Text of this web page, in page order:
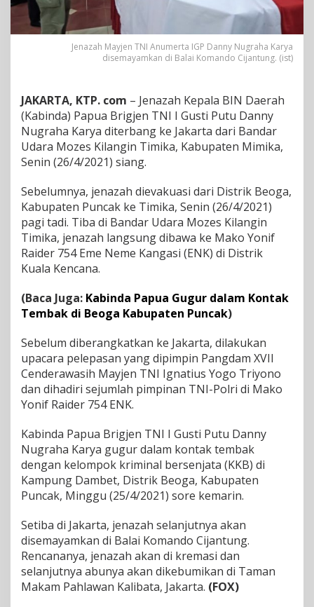
r
t
a
I
G
t
u
D
a
n
n
a
k
a
n
D
i
u
m
k
a
n
d
i
T
K
a
b
a
a
Jenazah Mayjen TNI Anumerta IGP Danny Nugraha Karya
disemayamkan di Balai Komando Cijantung. (ist)
JAKARTA, KTP. com – Jenazah Kepala BIN Daerah
(Kabinda) Papua Brigjen TNI I Gusti Putu Danny
Nugraha Karya diterbang ke Jakarta dari Bandar
Udara Mozes Kilangin Timika, Kabupaten Mimika,
Senin (26/4/2021) siang.
Sebelumnya, jenazah dievakuasi dari Distrik Beoga,
Kabupaten Puncak ke Timika, Senin (26/4/2021)
pagi tadi. Tiba di Bandar Udara Mozes Kilangin
Timika, jenazah langsung dibawa ke Mako Yonif
Raider 754 Eme Neme Kangasi (ENK) di Distrik
Kuala Kencana.
(Baca Juga: Kabinda Papua Gugur dalam Kontak
Tembak di Beoga Kabupaten Puncak)
Sebelum diberangkatkan ke Jakarta, dilakukan
upacara pelepasan yang dipimpin Pangdam XVII
Cenderawasih Mayjen TNI Ignatius Yogo Triyono
dan dihadiri sejumlah pimpinan TNI-Polri di Mako
Yonif Raider 754 ENK.
Kabinda Papua Brigjen TNI I Gusti Putu Danny
Nugraha Karya gugur dalam kontak tembak
dengan kelompok kriminal bersenjata (KKB) di
Kampung Dambet, Distrik Beoga, Kabupaten
Puncak, Minggu (25/4/2021) sore kemarin.
Setiba di Jakarta, jenazah selanjutnya akan
disemayamkan di Balai Komando Cijantung.
Rencananya, jenazah akan di kremasi dan
selanjutnya abunya akan dikebumikan di Taman
Makam Pahlawan Kalibata, Jakarta. (FOX)